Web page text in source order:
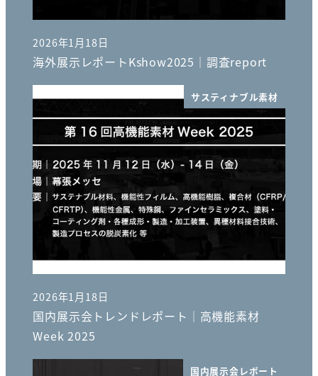
海外展示レポートKshow2025｜調査report
投稿日
2026年1月18日
サスティナブル素材
国内展示会トレンドレポート｜高機能素材
Week 2025
投稿日
2026年1月18日
国内展示会レポート